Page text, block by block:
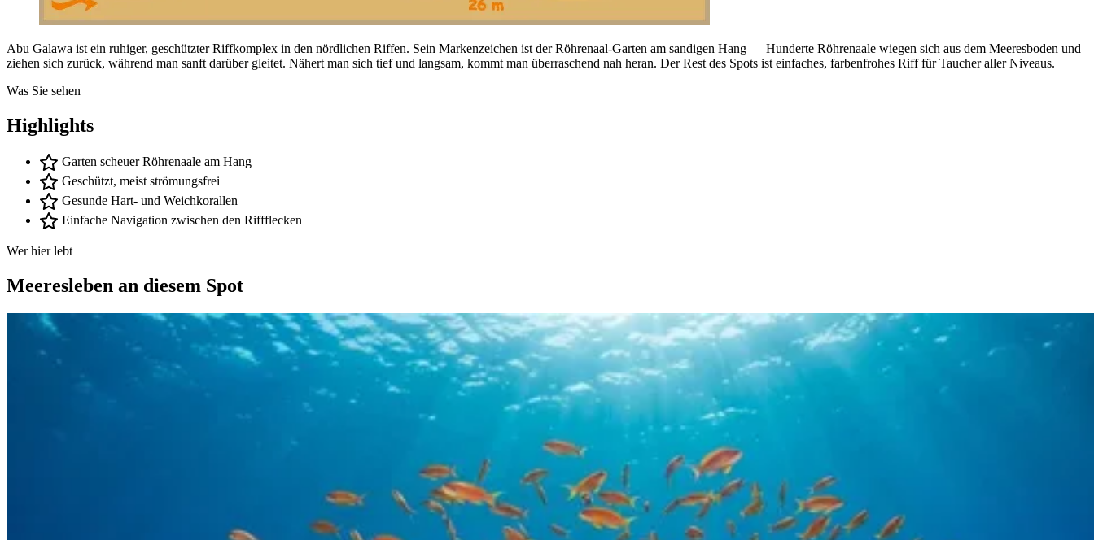
Abu Galawa ist ein ruhiger, geschützter Riffkomplex in den nördlichen Riffen. Sein Markenzeichen ist der Röhrenaal-Garten am sandigen Hang — Hunderte Röhrenaale wiegen sich aus dem Meeresboden und
ziehen sich zurück, während man sanft darüber gleitet. Nähert man sich tief und langsam, kommt man überraschend nah heran. Der Rest des Spots ist einfaches, farbenfrohes Riff für Taucher aller Niveaus.
Was Sie sehen
Highlights
Garten scheuer Röhrenaale am Hang
Geschützt, meist strömungsfrei
Gesunde Hart- und Weichkorallen
Einfache Navigation zwischen den Riffflecken
Wer hier lebt
Meeresleben an diesem Spot